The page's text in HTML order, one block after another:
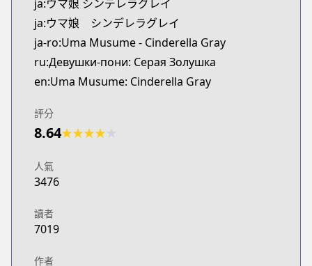
https://www.anime-planet.com/manga/https://
MangaUpdates
MangaUpdates
https://www.mangaupdates.com/
Book☆Walker
https://bookwalker.jp/series/284416/list
ja:ウマ娘 シンデレラグレイ
ja:ウマ娘 シンデレラグレイ
ja-ro:Uma Musume - Cinderella Gray
ru:Девушки-пони: Серая Золушка
en:Uma Musume: Cinderella Gray
評分
8.64★★★★
人氣
3476
讀者
7019
作者